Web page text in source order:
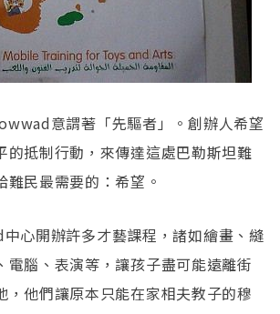
意謂著「先驅者」。創辦人希望
的抵制行動，來傳達這處巴勒斯坦難
難民最需要的：希望。
心開辦許多才藝課程，諸如繪畫、縫
電腦、表演等，讓孩子盡可能遠離街
，他們讓原本只能在家相夫教子的穆